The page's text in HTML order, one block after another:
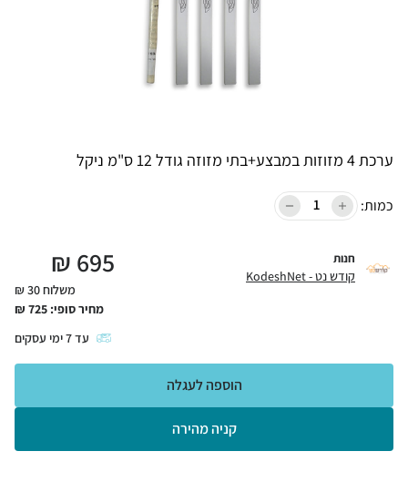
ערכת 4 מזוזות במבצע+בתי מזוזה גודל 12 ס"מ ניקל
כמות:
חנות
קודש נט - KodeshNet 695
₪
משלוח 30 ₪
מחיר סופי: 725
₪
עד7ימי עסקים
קניה מהירה
הוספה לעגלה